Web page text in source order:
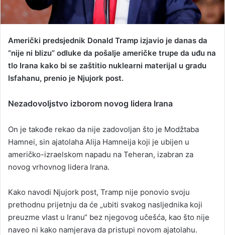
Američki predsjednik Donald Tramp izjavio je danas da
“nije ni blizu” odluke da pošalje američke trupe da uđu na
tlo Irana kako bi se zaštitio nuklearni materijal u gradu
Isfahanu, prenio je Njujork post.
Nezadovoljstvo izborom novog lidera Irana
On je takođe rekao da nije zadovoljan što je Modžtaba
Hamnei, sin ajatolaha Alija Hamneija koji je ubijen u
američko-izraelskom napadu na Teheran, izabran za
novog vrhovnog lidera Irana.
Kako navodi Njujork post, Tramp nije ponovio svoju
prethodnu prijetnju da će „ubiti svakog nasljednika koji
preuzme vlast u Iranu“ bez njegovog učešća, kao što nije
naveo ni kako namjerava da pristupi novom ajatolahu.